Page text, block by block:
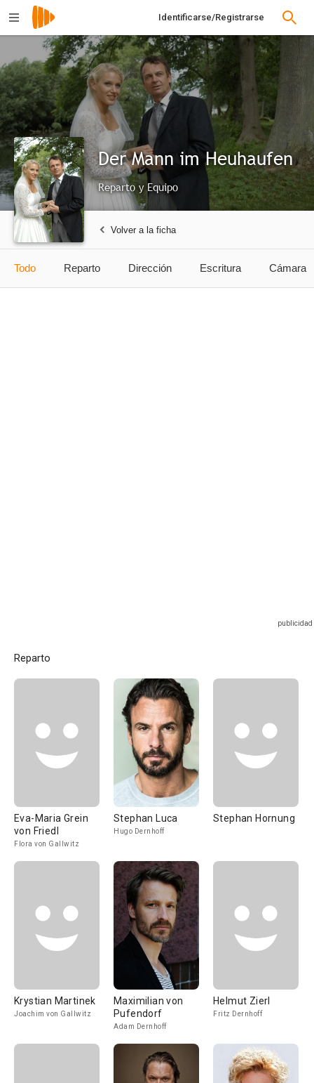
Identificarse/Registrarse
Der Mann im Heuhaufen
Reparto y Equipo
Volver a la ficha
Todo Reparto Dirección Escritura Cámara
Reparto
Eva-Maria Grein
von Friedl
Flora von Gallwitz
Stephan Luca
Hugo Dernhoff
Stephan Hornung
Krystian Martinek
Joachim von Gallwitz
Maximilian von
Pufendorf
Adam Dernhoff
Helmut Zierl
Fritz Dernhoff